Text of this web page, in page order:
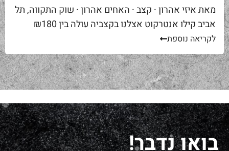
מאת איזי אהרון · קצב · האחים אהרון · שוק התקווה, תל
אביב קילו אנטרקוט אצלנו בקצביה עולה בין ₪180
ל-₪220. מחיר יפה – וגם מוצדק, כי זה...
לקריאה נוספת
בואו נדבר!